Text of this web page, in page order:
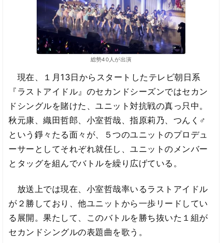
総勢40人が出演
現在、１月13日からスタートしたテレビ朝日系
『ラストアイドル』のセカンドシーズンではセカン
ドシングルを賭けた、ユニット対抗戦の真っ只中。
秋元康、織田哲郎、小室哲哉、指原莉乃、つんく♂
という錚々たる面々が、５つのユニットのプロデュ
ーサーとしてそれぞれ就任し、ユニットのメンバー
とタッグを組んでバトルを繰り広げている。
放送上では現在、小室哲哉率いるラストアイドル
が２勝しており、他ユニットから一歩リードしてい
る展開。果たして、このバトルを勝ち抜いた１組が
セカンドシングルの表題曲を歌う。